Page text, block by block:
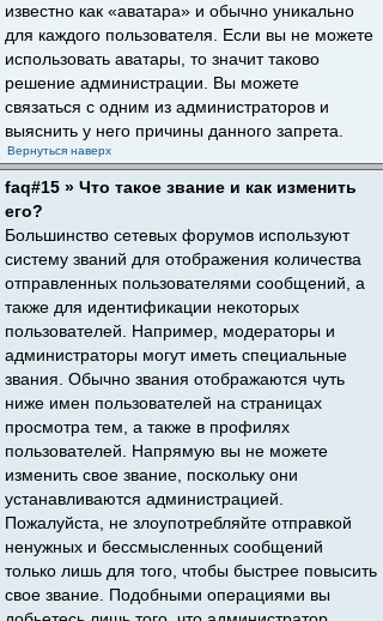
известно как «аватара» и обычно уникально
для каждого пользователя. Если вы не можете
использовать аватары, то значит таково
решение администрации. Вы можете
связаться с одним из администраторов и
выяснить у него причины данного запрета.
Вернуться наверх
faq#15 » Что такое звание и как изменить
его?
Большинство сетевых форумов используют
систему званий для отображения количества
отправленных пользователями сообщений, а
также для идентификации некоторых
пользователей. Например, модераторы и
администраторы могут иметь специальные
звания. Обычно звания отображаются чуть
ниже имен пользователей на страницах
просмотра тем, а также в профилях
пользователей. Напрямую вы не можете
изменить свое звание, поскольку они
устанавливаются администрацией.
Пожалуйста, не злоупотребляйте отправкой
ненужных и бессмысленных сообщений
только лишь для того, чтобы быстрее повысить
свое звание. Подобными операциями вы